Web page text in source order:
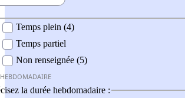
Temps plein (4)
Temps partiel
Non renseignée (5)
la durée hebdomadaire :